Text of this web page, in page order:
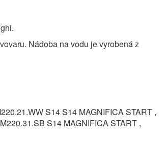
Nádoba na vodu je vyrobená z
S14 S14 MAGNIFICA START ,
S14 MAGNIFICA START ,